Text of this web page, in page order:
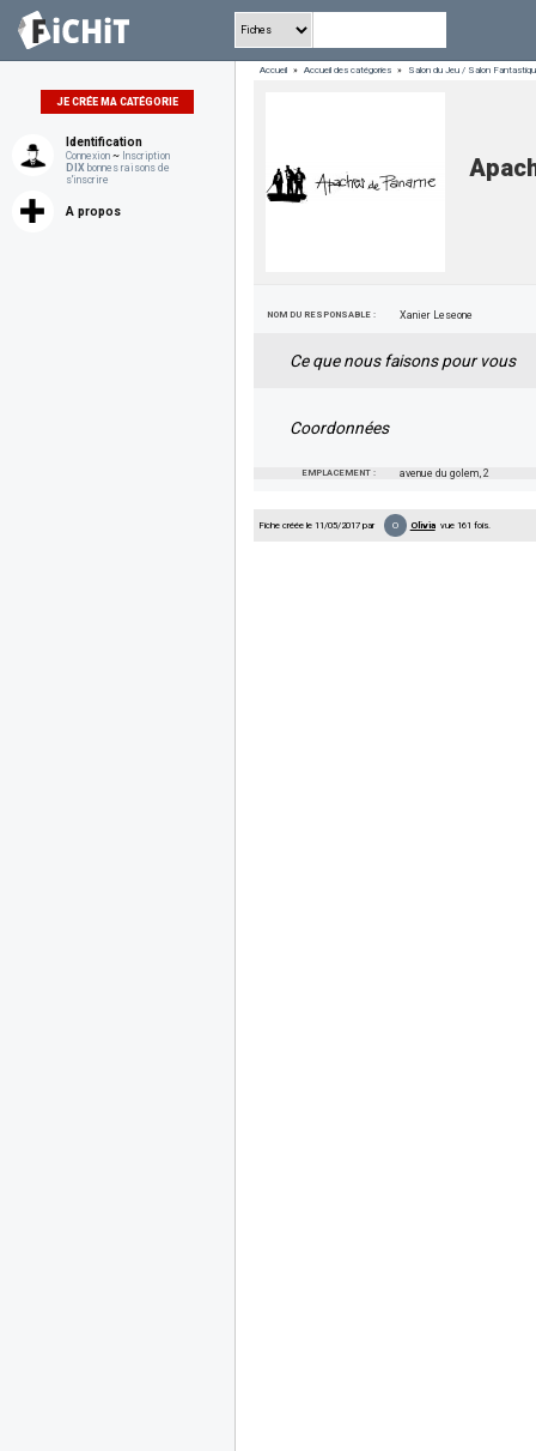
JE CRÉE MA CATÉGORIE
Identification
Connexion ~ Inscription
DIX bonnes raisons de
s'inscrire
A propos
Accueil » Accueil des catégories » Salon du Jeu / Salon
NOM DU RESPONSABLE : Xanier Leseone
Ce que nous faisons pour vous
Coordonnées
EMPLACEMENT : avenue du golem, 2
Fiche créée le 11/05/2017 par O Oliviavue 161 fois.